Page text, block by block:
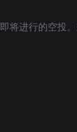
将进行的空投